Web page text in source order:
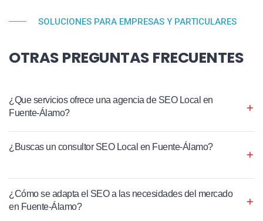
SOLUCIONES PARA EMPRESAS Y PARTICULARES
OTRAS PREGUNTAS FRECUENTES
¿Que servicios ofrece una agencia de SEO Local en
Fuente-Álamo?
¿Buscas un consultor SEO Local en Fuente-Álamo?
¿Cómo se adapta el SEO a las necesidades del mercado
en Fuente-Álamo?